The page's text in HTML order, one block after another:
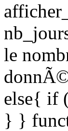
le
else{ if
} }